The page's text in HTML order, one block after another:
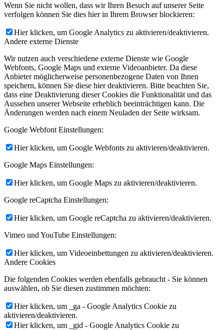
Wenn Sie nicht wollen, dass wir Ihren Besuch auf unserer Seite
verfolgen können Sie dies hier in Ihrem Browser blockieren:
Hier klicken, um Google Analytics zu aktivieren/deaktivieren.
Andere externe Dienste
Wir nutzen auch verschiedene externe Dienste wie Google
Webfonts, Google Maps und externe Videoanbieter. Da diese
Anbieter möglicherweise personenbezogene Daten von Ihnen
speichern, können Sie diese hier deaktivieren. Bitte beachten Sie,
dass eine Deaktivierung dieser Cookies die Funktionalität und das
Aussehen unserer Webseite erheblich beeinträchtigen kann. Die
Änderungen werden nach einem Neuladen der Seite wirksam.
Google Webfont Einstellungen:
Hier klicken, um Google Webfonts zu aktivieren/deaktivieren.
Google Maps Einstellungen:
Hier klicken, um Google Maps zu aktivieren/deaktivieren.
Google reCaptcha Einstellungen:
Hier klicken, um Google reCaptcha zu aktivieren/deaktivieren.
Vimeo und YouTube Einstellungen:
Hier klicken, um Videoeinbettungen zu aktivieren/deaktivieren.
Andere Cookies
Die folgenden Cookies werden ebenfalls gebraucht - Sie können
auswählen, ob Sie diesen zustimmen möchten:
Hier klicken, um _ga - Google Analytics Cookie zu
aktivieren/deaktivieren.
Hier klicken, um _gid - Google Analytics Cookie zu